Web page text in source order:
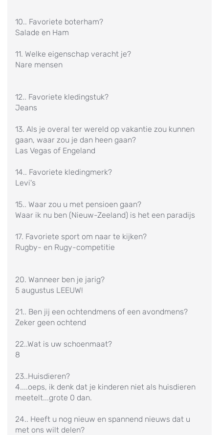
10.. Favoriete boterham?
Salade en Ham
11. Welke eigenschap veracht je?
Nare mensen
12.. Favoriete kledingstuk?
Jeans
13. Als je overal ter wereld op vakantie zou kunnen
gaan, waar zou je dan heen gaan?
Las Vegas of Engeland
14.. Favoriete kledingmerk?
Levi's
15.. Waar zou u met pensioen gaan?
Waar ik nu ben (Nieuw-Zeeland) is het een paradijs
17. Favoriete sport om naar te kijken?
Rugby- en Rugy-competitie
20. Wanneer ben je jarig?
5 augustus LEEUW!
21.. Ben jij een ochtendmens of een avondmens?
Zeker geen ochtend
22..Wat is uw schoenmaat?
8
23..Huisdieren?
4....oeps, ik denk dat je kinderen niet als huisdieren
meetelt...grote 0 dan.
24.. Heeft u nog nieuw en spannend nieuws dat u
met ons wilt delen?